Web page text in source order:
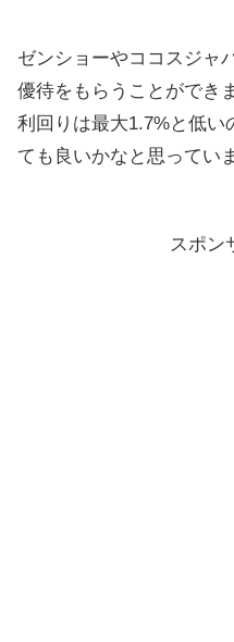
ゼンショーやココスジャ
優待をもらうことができ
利回りは最大1.7%と低い
ても良いかなと思ってい
スポン